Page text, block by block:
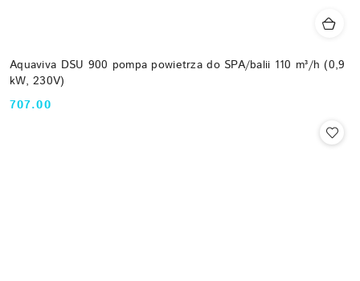
Aquaviva DSU 900 pompa powietrza do SPA/balii 110 m³/h (0,9
kW, 230V)
Cena:
707.00